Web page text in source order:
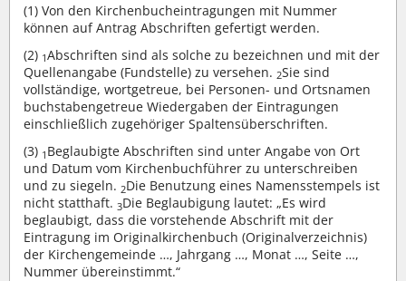
(1) Von den Kirchenbucheintragungen mit Nummer
können auf Antrag Abschriften gefertigt werden.
(2) 1Abschriften sind als solche zu bezeichnen und mit der
Quellenangabe (Fundstelle) zu versehen. 2Sie sind
vollständige, wortgetreue, bei Personen- und Ortsnamen
buchstabengetreue Wiedergaben der Eintragungen
einschließlich zugehöriger Spaltensüberschriften.
(3) 1 Beglaubigte Abschriften sind unter Angabe von Ort
und Datum vom Kirchenbuchführer zu unterschreiben
und zu siegeln. 2Die Benutzung eines Namensstempels ist
nicht statthaft. 3Die Beglaubigung lautet: „Es wird
beglaubigt, dass die vorstehende Abschrift mit der
Eintragung im Originalkirchenbuch (Originalverzeichnis)
der Kirchengemeinde …, Jahrgang …, Monat …, Seite …,
Nummer übereinstimmt.“